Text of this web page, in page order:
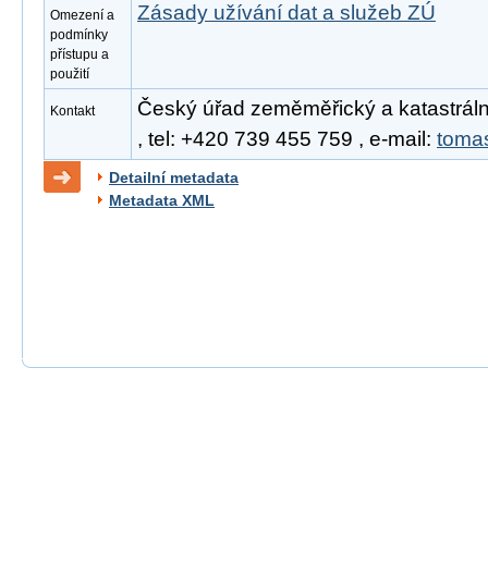
Omezení a
podmínky
přístupu a
použití
Zásady užívání dat a služeb ZÚ
Kontakt
Český úřad zeměměřický a
, tel: +420 739 455 759 , e-mail:
Detailní metadata
Metadata XML